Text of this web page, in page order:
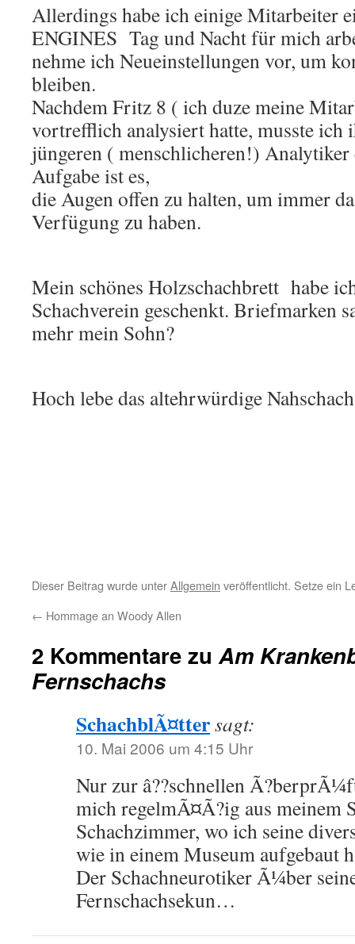
Allerdings habe ich einige Mitarbeiter
ENGINES Tag und Nacht für mich
nehme ich Neueinstellungen vor, um
bleiben.
Nachdem Fritz 8 ( ich duze meine
vortrefflich analysiert hatte, musste ich
jüngeren ( menschlicheren!) Analytiker
Aufgabe ist es,
die Augen offen zu halten, um immer
Verfügung zu haben.
Mein schönes Holzschachbrett habe
Schachverein geschenkt. Briefmarken
mehr mein Sohn?
Hoch lebe das altehrwürdige
Dieser Beitrag wurde unterAllgemein veröffentlicht. Setze ein
← Hommage an Woody Allen
2 Kommentare zuAm
Fernschachs
SchachblÃ¤ttersagt:
10. Mai 2006 um 4:15 Uhr
Nur zur â??schnellen
mich regelmÃ¤Ã?ig aus meinem
Schachzimmer, wo ich seine
wie in einem Museum aufgebaut
Der Schachneurotiker Ã¼ber
Fernschachsekun…